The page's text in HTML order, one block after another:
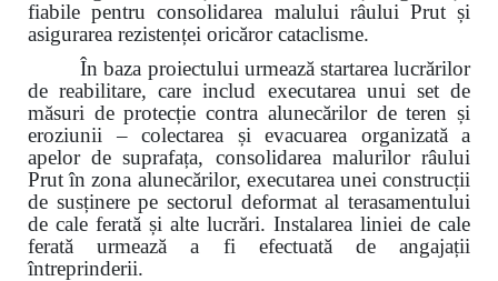
fiabile pentru consolidarea malului râului Prut și
asigurarea rezistenței oricăror cataclisme.
În baza proiectului urmează startarea lucrărilor
de reabilitare, care includ executarea unui set de
măsuri de protecție contra alunecărilor de teren și
eroziunii – colectarea și evacuarea organizată a
apelor de suprafața, consolidarea malurilor râului
Prut în zona alunecărilor, executarea unei construcții
de susținere pe sectorul deformat al terasamentului
de cale ferată și alte lucrări. Instalarea liniei de cale
ferată urmează a fi efectuată de angajații
întreprinderii.